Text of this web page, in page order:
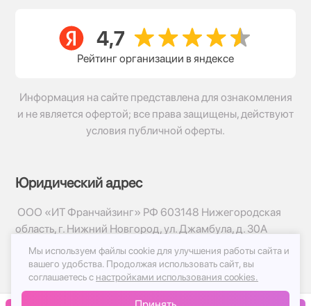
Рейтинг организации в яндексе
Информация на сайте представлена для ознакомления
и не является офертой; все права защищены, действуют
условия публичной оферты.
Юридический адрес
ООО «ИТ Франчайзинг» РФ 603148 Нижегородская
область, г. Нижний Новгород, ул. Джамбула, д. 30А
© 2017-2026г, База Цветов 24.ру
Политика конфиденциальности
Публичная оферта
Мы используем файлы cookie для улучшения работы сайта и
вашего удобства. Продолжая использовать сайт, вы
соглашаетесь с настройками использования cookies.